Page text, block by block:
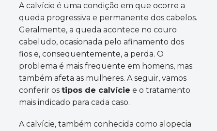
A calvície é uma condição em que ocorre a
queda progressiva e permanente dos cabelos.
Geralmente, a queda acontece no couro
cabeludo, ocasionada pelo afinamento dos
fios e, consequentemente, a perda. O
problema é mais frequente em homens, mas
também afeta as mulheres. A seguir, vamos
conferir os tipos de calvície e o tratamento
mais indicado para cada caso.
A calvície, também conhecida como alopecia